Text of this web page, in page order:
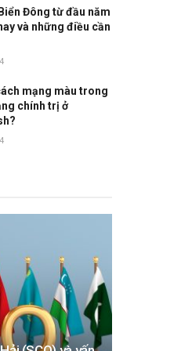
Đông từ đầu năm
và những điều cần
mạng màu trong
chính trị ở